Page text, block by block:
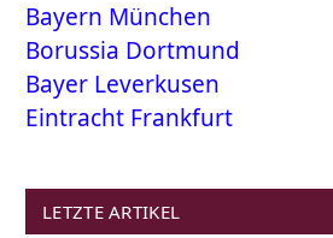
Bayern München
Borussia Dortmund
Bayer Leverkusen
Eintracht Frankfurt
LETZTE ARTIKEL